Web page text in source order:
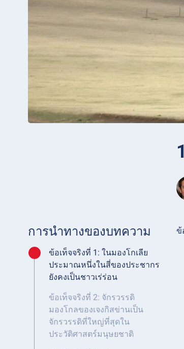
การนำทางของบทความ
ข้อเท็จจริงที่ 1: ในมองโกเลีย
ประมาณหนึ่งในสี่ของประชากร
ยังคงเป็นชาวเร่ร่อน
ข้อเท็จจริงที่ 2: จักรวรรดิ
มองโกลของเจงกิสข่านเป็น
จักรวรรดิที่ใหญ่ที่สุดใน
ประวัติศาสตร์มนุษยชาติ
ข้